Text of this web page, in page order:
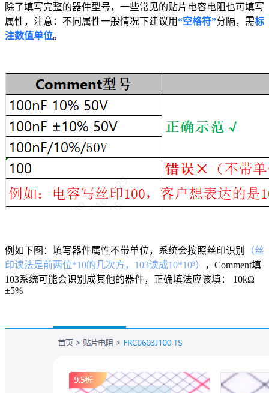
除了填写完整的器件型号，一些常见的贴片电容电阻也可填写
属性，注意：不同属性一般情况下建议用“空格符”分隔，需标
注数值单位。
例如下图：填写器件属性不带单位，系统会按照丝印识别
（丝
印读法是前两位*10的几次方，103读成10*10³）
，Comment填
103系统可能会识别成其他的器件，正确填法应该填： 10kΩ
±5%